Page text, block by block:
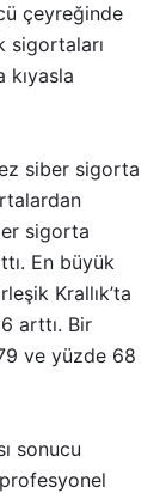
çeyreğinde
sigortaları
siber sigorta
sigorta
En büyük
Krallık’ta
arttı. Bir
ve yüzde 68
sonucu